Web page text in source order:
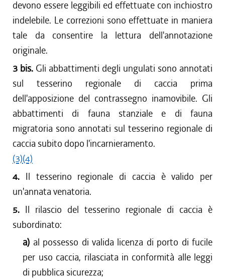
dal 08/07/2010 al 21/07/2010
dal 01/01/2010 al 31/03/2010
dal 06/08/2009 al 31/12/2009
dal 30/07/2009 al 05/08/2009
dal 04/06/2009 al 29/07/2009
dal 01/04/2009 al 03/06/2009
dal 03/04/2008 al 31/03/2009
devono essere leggibili ed effettuate con inchiostro
indelebile. Le correzioni sono effettuate in maniera
tale da consentire la lettura dell'annotazione
originale.
3 bis. Gli abbattimenti degli ungulati sono annotati
sul tesserino regionale di caccia prima
dell'apposizione del contrassegno inamovibile. Gli
abbattimenti di fauna stanziale e di fauna
migratoria sono annotati sul tesserino regionale di
caccia subito dopo l'incarnieramento.
(3)(4)
4. Il tesserino regionale di caccia è valido per
un'annata venatoria.
5. Il rilascio del tesserino regionale di caccia è
subordinato:
a) al possesso di valida licenza di porto di fucile
per uso caccia, rilasciata in conformità alle leggi
di pubblica sicurezza;